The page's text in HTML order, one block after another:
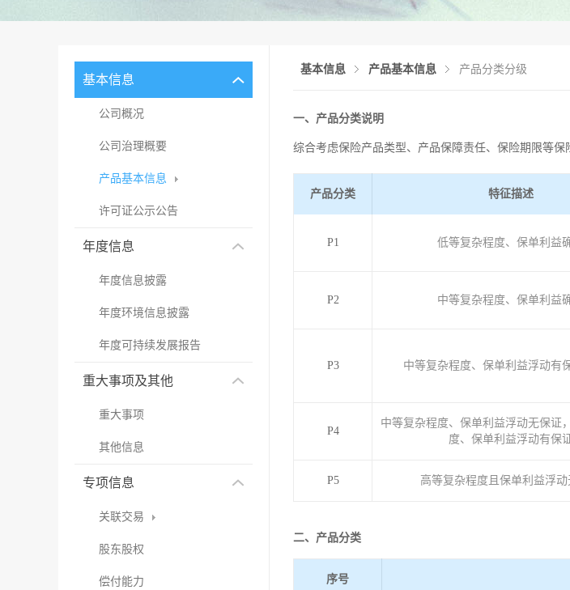
基本信息
公司概况
公司治理概要
产品基本信息
许可证公示公告
年度信息
年度信息披露
年度环境信息披露
年度可持续发展报告
重大事项及其他
重大事项
其他信息
专项信息
关联交易
股东股权
偿付能力
基本信息 产品基本信息 产品分类分级
一、产品分类说明
综合考虑保险产品类型、产品保障责任、保险期限等保
产品分类 特征描述
P1 低等复杂程度、保单利益
P2 中等复杂程度、保单利益
P3 中等复杂程度、保单利益浮动有
P4
中等复杂程度、保单利益浮动无保证
度、保单利益浮动有保
P5 高等复杂程度且保单利益浮动
二、产品分类
序号